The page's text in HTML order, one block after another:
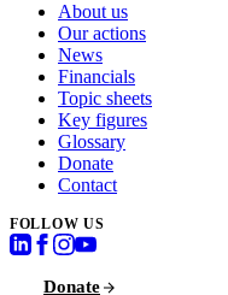
About us
Our actions
News
Financials
Topic sheets
Key figures
Glossary
Donate
Contact
FOLLOW US
Donate